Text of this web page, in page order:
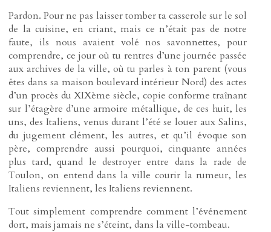
Pardon. Pour ne pas laisser tomber ta casserole sur le sol
de la cuisine, en criant, mais ce n’était pas de notre
faute, ils nous avaient volé nos savonnettes, pour
comprendre, ce jour où tu rentres d’une journée passée
aux archives de la ville, où tu parles à ton parent (vous
êtes dans sa maison boulevard intérieur Nord) des actes
d’un procès du XIXème siècle, copie conforme traînant
sur l’étagère d’une armoire métallique, de ces huit, les
uns, des Italiens, venus durant l’été se louer aux Salins,
du jugement clément, les autres, et qu’il évoque son
père, comprendre aussi pourquoi, cinquante années
plus tard, quand le destroyer entre dans la rade de
Toulon, on entend dans la ville courir la rumeur, les
Italiens reviennent, les Italiens reviennent.
Tout simplement comprendre comment l’événement
dort, mais jamais ne s’éteint, dans la ville-tombeau.